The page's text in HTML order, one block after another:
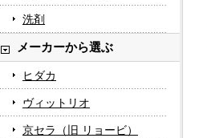
洗剤
メーカーから選ぶ
ヒダカ
ヴィットリオ
京セラ（旧 リョービ）